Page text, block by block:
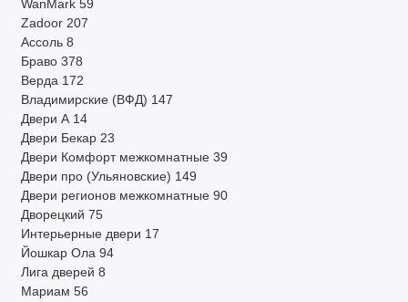
WanMark 59
Zadoor 207
Ассоль 8
Браво 378
Верда 172
Владимирские (ВФД) 147
Двери А 14
Двери Бекар 23
Двери Комфорт межкомнатные 39
Двери про (Ульяновские) 149
Двери регионов межкомнатные 90
Дворецкий 75
Интерьерные двери 17
Йошкар Ола 94
Лига дверей 8
Мариам 56